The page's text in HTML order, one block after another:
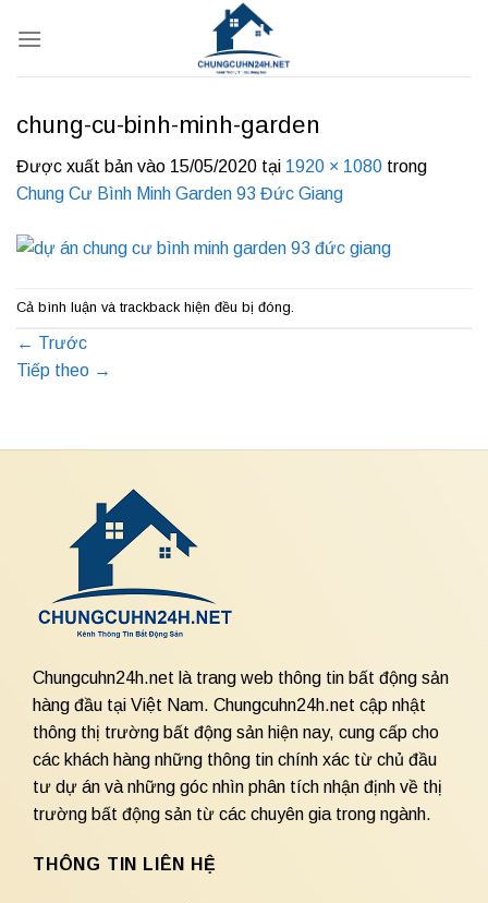
qua
chung-cu-binh-minh-garden
Được xuất bản vào 15/05/2020 tại 1920 × 1080 trong
Chung Cư Bình Minh Garden 93 Đức Giang
Cả bình luận và trackback hiện đều bị đóng.
← Trước
Tiếp theo →
Chungcuhn24h.net là trang web thông tin bất động sản
hàng đầu tại Việt Nam. Chungcuhn24h.net cập nhật
thông thị trường bất động sản hiện nay, cung cấp cho
các khách hàng những thông tin chính xác từ chủ đầu
tư dự án và những góc nhìn phân tích nhận định về thị
trường bất động sản từ các chuyên gia trong ngành.
THÔNG TIN LIÊN HỆ